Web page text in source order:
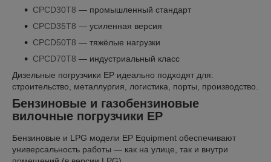
CPCD30T8 — промышленный стандарт
CPCD35T8 — усиленная версия
CPCD50T8 — тяжёлые нагрузки
CPCD70T8 — индустриальный класс
Дизельные погрузчики EP идеально подходят для:
строительство, металлургия, логистика, порты, производство.
Бензиновые и газобензиновые
вилочные погрузчики EP
Бензиновые и LPG модели EP Equipment обеспечивают
универсальность работы — как на улице, так и внутри